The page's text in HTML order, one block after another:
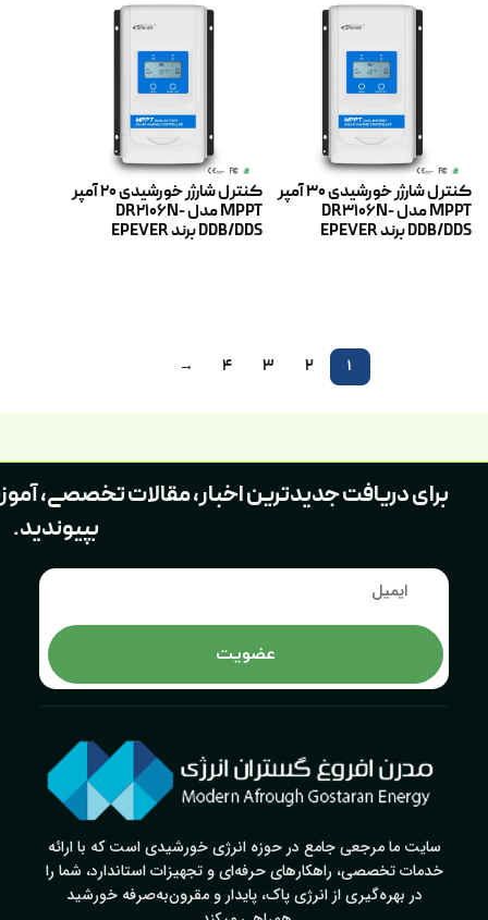
کنترل شارژر خورشیدی 30 آمپر
MPPT مدل DR3106N-
DDB/DDS برند EPEVER
کنترل شارژر خورشیدی 20 آمپر
MPPT مدل DR2106N-
DDB/DDS برند EPEVER
۱ ۲ ۳ ۴ →
برای دریافت جدیدترین اخبار، مقالات تخصصی،
بپیوندید.
عضویت
سایت ما مرجعی جامع در حوزه انرژی خورشیدی است که با ارائه
خدمات تخصصی، راهکارهای حرفه‌ای و تجهیزات استاندارد، شما را
در بهره‌گیری از انرژی پاک، پایدار و مقرون‌به‌صرفه خورشید